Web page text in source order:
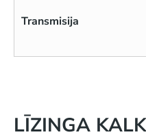
Transmisija
LĪZINGA